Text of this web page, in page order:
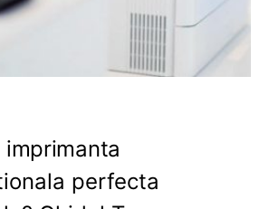
imprimanta
perfecta